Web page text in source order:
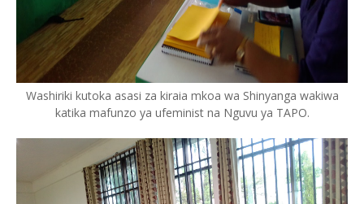
Washiriki kutoka asasi za kiraia mkoa wa Shinyanga wakiwa
katika mafunzo ya ufeminist na Nguvu ya TAPO.